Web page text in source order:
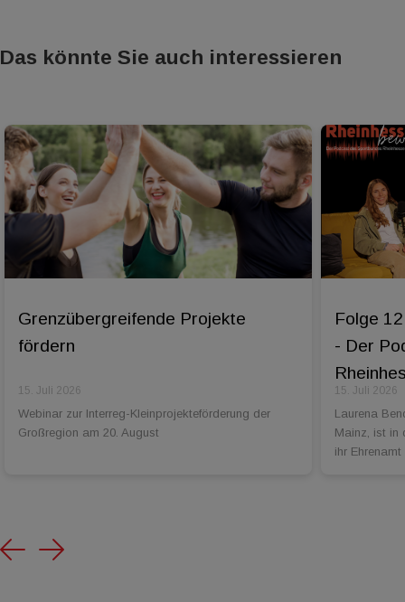
Das könnte Sie auch interessieren
Grenzübergreifende Projekte
fördern
15. Juli 2026
Webinar zur Interreg-Kleinprojekteförderung der
Großregion am 20. August
Folge
- Der
15. Juli 2026
Laurena
Mainz, ist in
ihr
Previous
Next